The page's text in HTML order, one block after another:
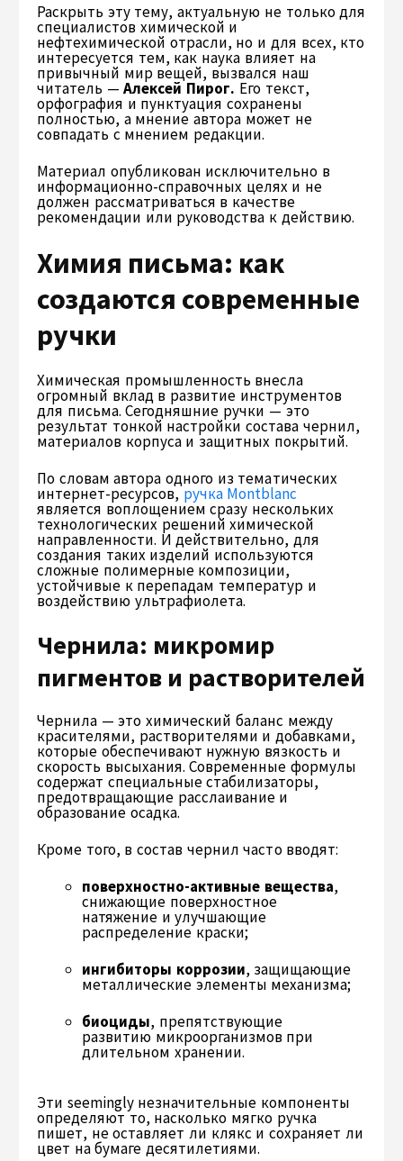
Раскрыть эту тему, актуальную не только для
специалистов химической и
нефтехимической отрасли, но и для всех, кто
интересуется тем, как наука влияет на
привычный мир вещей, вызвался наш
читатель —Алексей Пирог. Его текст,
орфография и пунктуация сохранены
полностью, а мнение автора может не
совпадать с мнением редакции.
Материал опубликован исключительно в
информационно-справочных целях и не
должен рассматриваться в качестве
рекомендации или руководства к действию.
Химия письма: как
создаются современные
ручки
Химическая промышленность внесла
огромный вклад в развитие инструментов
для письма. Сегодняшние ручки — это
результат тонкой настройки состава чернил,
материалов корпуса и защитных покрытий.
По словам автора одного из тематических
интернет-ресурсов,ручка Montblanc
является воплощением сразу нескольких
технологических решений химической
направленности. И действительно, для
создания таких изделий используются
сложные полимерные композиции,
устойчивые к перепадам температур и
воздействию ультрафиолета.
Чернила: микромир
пигментов и растворителей
Чернила — это химический баланс между
красителями, растворителями и добавками,
которые обеспечивают нужную вязкость и
скорость высыхания. Современные формулы
содержат специальные стабилизаторы,
предотвращающие расслаивание и
образование осадка.
Кроме того, в состав чернил часто вводят:
поверхностно-активные вещества,
снижающие поверхностное
натяжение и улучшающие
распределение краски;
ингибиторы коррозии, защищающие
металлические элементы механизма;
биоциды, препятствующие
развитию микроорганизмов при
длительном хранении.
Эти seemingly незначительные компоненты
определяют то, насколько мягко ручка
пишет, не оставляет ли клякс и сохраняет ли
цвет на бумаге десятилетиями.